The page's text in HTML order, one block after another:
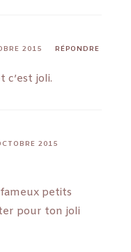
2015 RÉPONDRE
c’est joli.
2015
petits
pour ton joli